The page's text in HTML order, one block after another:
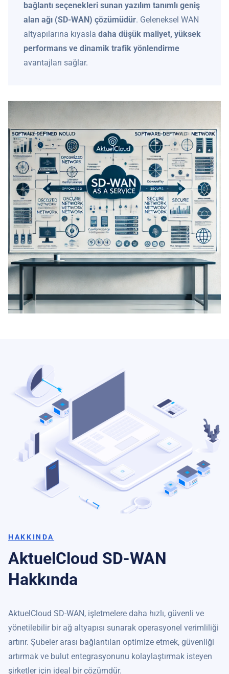
bağlantı seçenekleri sunan yazılım tanımlı geniş
alan ağı (SD-WAN) çözümüdür. Geleneksel WAN
altyapılarına kıyasla daha düşük maliyet, yüksek
performans ve dinamik trafik yönlendirme
avantajları sağlar.
HAKKINDA
AktuelCloud SD-WAN
Hakkında
AktuelCloud SD-WAN, işletmelere daha hızlı, güvenli ve
yönetilebilir bir ağ altyapısı sunarak operasyonel verimliliği
artırır. Şubeler arası bağlantıları optimize etmek, güvenliği
artırmak ve bulut entegrasyonunu kolaylaştırmak isteyen
şirketler için ideal bir çözümdür.